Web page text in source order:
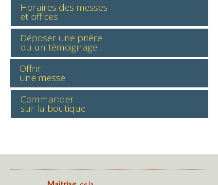
Horaires des messes
et offices
Déposer une prière
ou un témoignage
Offrir
une messe
Commander
sur la boutique